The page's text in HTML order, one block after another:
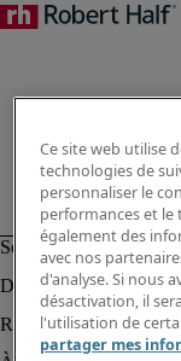
Ce site web utilise
technologies de
personnaliser le
performances et
également des
avec nos
d'analyse. Si nous
désactivation, il
l'utilisation de
partager mes